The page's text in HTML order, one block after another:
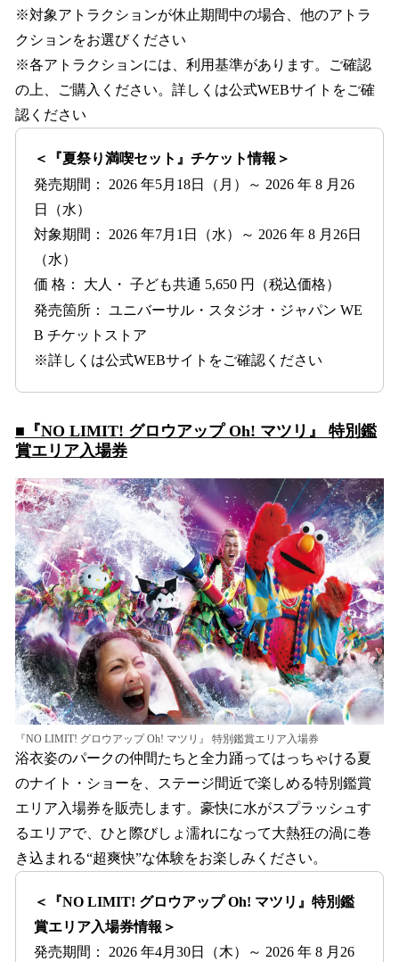
※対象アトラクションが休止期間中の場合、他のアトラ
クションをお選びください
※各アトラクションには、利用基準があります。ご確認
の上、ご購入ください。詳しくは公式WEBサイトをご確
認ください
＜『夏祭り満喫セット』チケット情報＞
発売期間： 2026 年5月18日（月）～ 2026 年 8 月26
日（水）
対象期間： 2026 年7月1日（水）～ 2026 年 8 月26日
（水）
価 格： 大人・ 子ども共通 5,650 円（税込価格）
発売箇所： ユニバーサル・スタジオ・ジャパン WE
B チケットストア
※詳しくは公式WEBサイトをご確認ください
■『NO LIMIT! グロウアップ Oh! マツリ』 特別鑑
賞エリア入場券
『NO LIMIT! グロウアップ Oh! マツリ』 特別鑑賞エリア入場券
浴衣姿のパークの仲間たちと全力踊ってはっちゃける夏
のナイト・ショーを、ステージ間近で楽しめる特別鑑賞
エリア入場券を販売します。豪快に水がスプラッシュす
るエリアで、ひと際びしょ濡れになって大熱狂の渦に巻
き込まれる“超爽快”な体験をお楽しみください。
＜『NO LIMIT! グロウアップ Oh! マツリ』特別鑑
賞エリア入場券情報＞
発売期間： 2026 年4月30日（木）～ 2026 年 8 月26